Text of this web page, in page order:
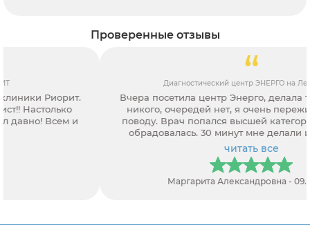
Проверенные отзывы
Диагностический центр ЭНЕРГО на Ленинском
Вчера посетила центр Энерго, делала там УЗИ, народу
никого, очередей нет, я очень переживала по этому
поводу. Врач попался высшей категории, чему я тоже
обрадовалась. 30 минут мне делали исследование.
Маргарита Александровна - 09.01.2021